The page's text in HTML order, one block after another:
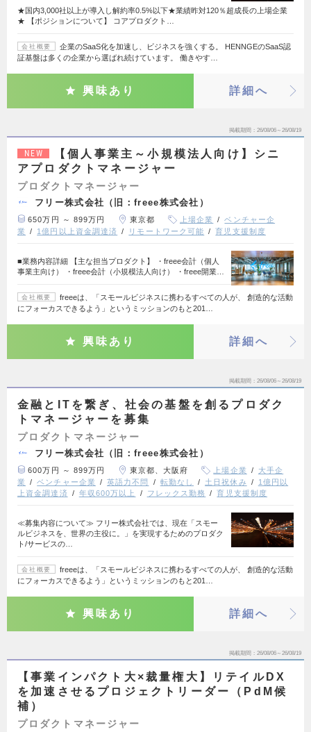
★国内3,000社以上が導入し解約率0.5%以下★業績昨対120％超成長の上場企業
★ 【ポジションについて】 コアプロダクト…
会社概要
企業のSaaS化を加速し、ビジネスを強くする。 HENNGEのSaaS認
証基盤は多くの企業から選ばれ続けています。 働きやす…
興味あり 詳細へ
掲載期間 26/08/06～26/08/19
NEW
【個人事業主～小規模法人向け】シニ
アプロダクトマネージャー
プロダクトマネージャー
フリー株式会社（旧：freee株式会社）
650万円 ～ 899万円 東京都 上場企業
ベンチャー企
業
1億円以上資金調達済 リモートワーク可能 育児支援制度
■業務内容詳細 【主な担当プロダクト】 ・freee会計（個人
事業主向け） ・freee会計（小規模法人向け） ・freee開業…
会社概要
freeeは、「スモールビジネスに携わるすべての人が、 創造的な活動
にフォーカスできるよう」というミッションのもと201…
興味あり 詳細へ
掲載期間 26/08/06～26/08/19
金融とITを繋ぎ、社会の基盤を創るプロダク
トマネージャーを募集
プロダクトマネージャー
フリー株式会社（旧：freee株式会社）
600万円 ～ 899万円 東京都、大阪府 上場企業
大手企
業
ベンチャー企業 英語力不問 転勤なし 土日祝休み
1億円以
上資金調達済
年収600万以上 フレックス勤務 育児支援制度
≪募集内容について≫ フリー株式会社では、現在「スモー
ルビジネスを、世界の主役に。」を実現するためのプロダク
ト/サービスの…
会社概要
freeeは、「スモールビジネスに携わるすべての人が、 創造的な活動
にフォーカスできるよう」というミッションのもと201…
興味あり 詳細へ
掲載期間 26/08/06～26/08/19
【事業インパクト大×裁量権大】リテイルDX
を加速させるプロジェクトリーダー（PdM候
補）
プロダクトマネージャー